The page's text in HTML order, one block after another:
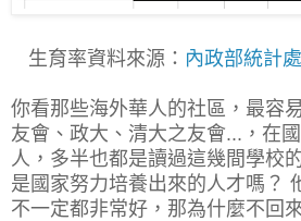
生育率資料來源： 內政部統計
你看那些海外華人的社區，最容
友會、政大、清大之友會...，在
人，多半也都是讀過這幾間學校
是國家努力培養出來的人才嗎？
不一定都非常好，那為什麼不回